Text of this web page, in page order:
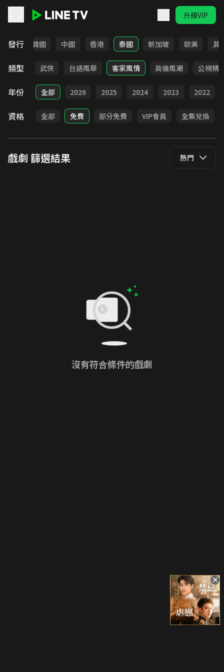
升級VIP
發行
日本 韓國 中國 香港 泰國 新加坡 歐美 其
類型
時代 武俠 台語風華 客家風情 英倫風潮 公視精
年份 全部 2026 2025 2024 2023 2022
資格 全部 免費 部分免費 VIP會員 全集兌換
戲劇 篩選結果 熱門
沒有符合條件的戲劇